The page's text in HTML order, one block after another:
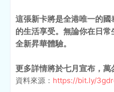
這張新卡將是全港唯一的
的生活享受。無論你在日
全新昇華體驗。
更多詳情將於七月宣布，萬
資料來源： https://bit.ly/